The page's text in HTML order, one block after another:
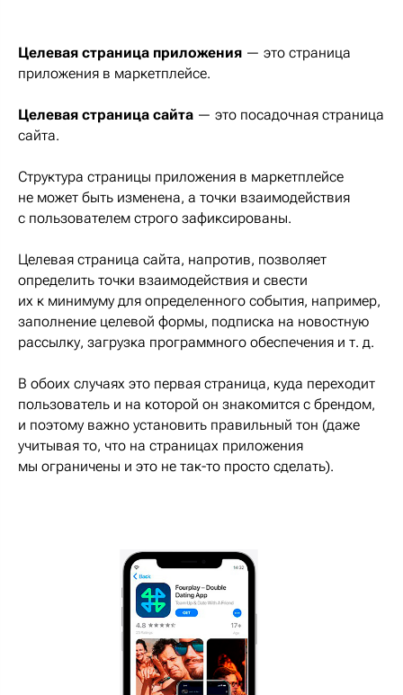
Целевая страница приложения — это страница
приложения в маркетплейсе.
Целевая страница сайта — это посадочная страница
сайта.
Структура страницы приложения в маркетплейсе
не может быть изменена, а точки взаимодействия
с пользователем строго зафиксированы.
Целевая страница сайта, напротив, позволяет
определить точки взаимодействия и свести
их к минимуму для определенного события, например,
заполнение целевой формы, подписка на новостную
рассылку, загрузка программного обеспечения и т. д.
В обоих случаях это первая страница, куда переходит
пользователь и на которой он знакомится с брендом,
и поэтому важно установить правильный тон (даже
учитывая то, что на страницах приложения
мы ограничены и это не так-то просто сделать).